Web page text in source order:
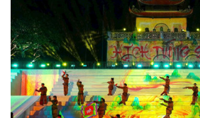
thống thượng võ dân tộc, quảng bá hình
giao lưu văn hóa, thể thao với bạn bè thế